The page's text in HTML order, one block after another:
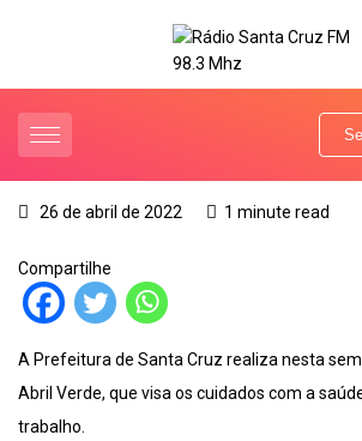
26 de abril de 2022 1 minute read
Compartilhe
A Prefeitura de Santa Cruz realiza nesta
Abril Verde, que visa os cuidados com a
trabalho.